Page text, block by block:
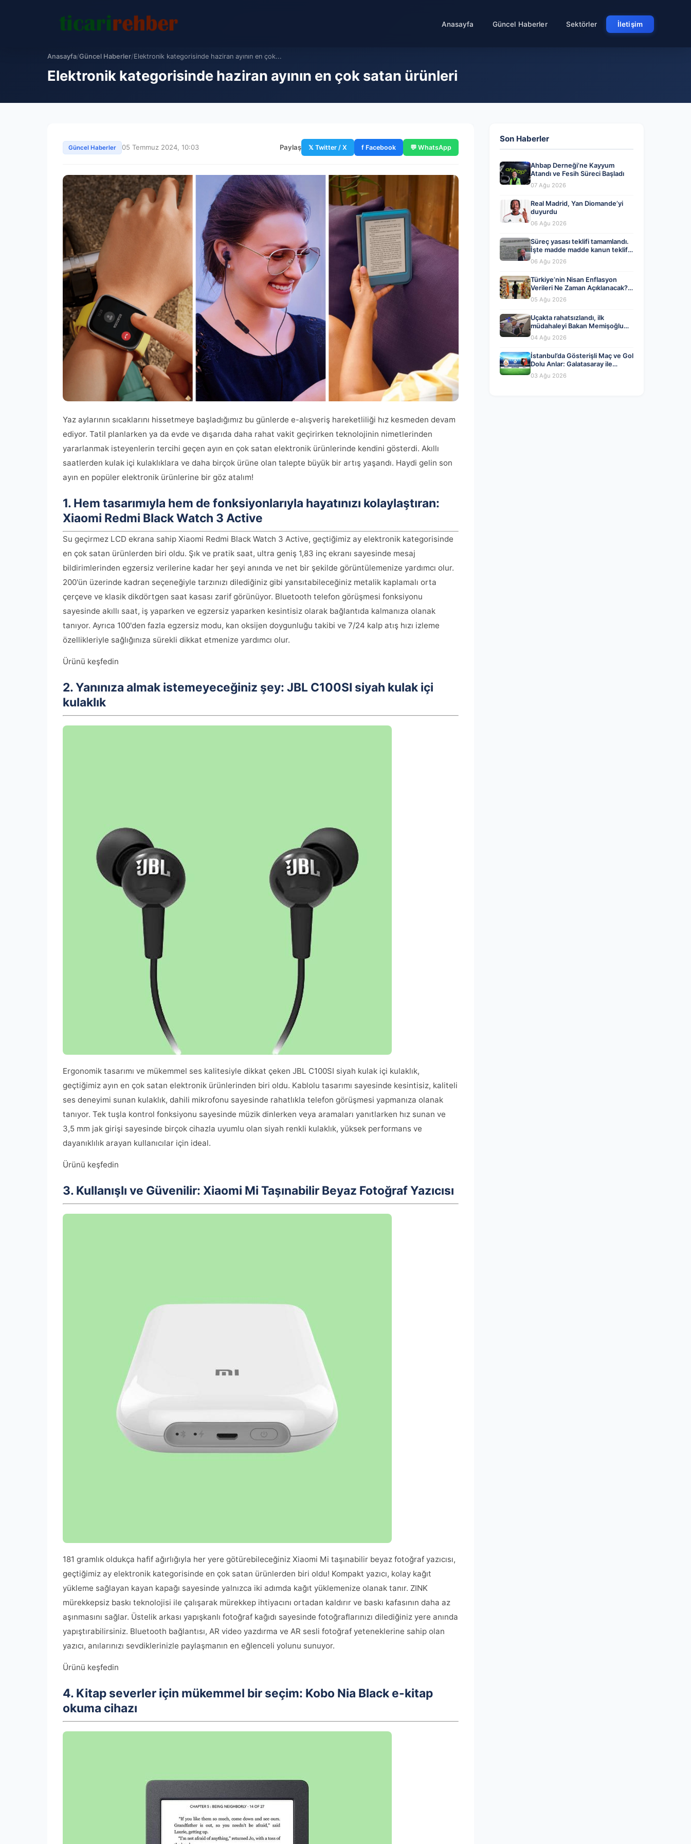
Anasayfa Güncel Haberler Sektörler İletişim
Anasayfa/Güncel Haberler/Elektronik kategorisinde haziran ayının en çok...
Elektronik kategorisinde haziran ayının en çok satan ürünleri
Güncel Haberler 05 Temmuz 2024, 10:03 Paylaş 𝕏 Twitter / X f Facebook 💬 WhatsApp
Yaz aylarının sıcaklarını hissetmeye başladığımız bu günlerde e-alışveriş hareketliliği hız kesmeden devam
ediyor. Tatil planlarken ya da evde ve dışarıda daha rahat vakit geçirirken teknolojinin nimetlerinden
yararlanmak isteyenlerin tercihi geçen ayın en çok satan elektronik ürünlerinde kendini gösterdi. Akıllı
saatlerden kulak içi kulaklıklara ve daha birçok ürüne olan talepte büyük bir artış yaşandı. Haydi gelin son
ayın en popüler elektronik ürünlerine bir göz atalım!
1. Hem tasarımıyla hem de fonksiyonlarıyla hayatınızı kolaylaştıran:
Xiaomi Redmi Black Watch 3 Active
Su geçirmez LCD ekrana sahip Xiaomi Redmi Black Watch 3 Active, geçtiğimiz ay elektronik kategorisinde
en çok satan ürünlerden biri oldu. Şık ve pratik saat, ultra geniş 1,83 inç ekranı sayesinde mesaj
bildirimlerinden egzersiz verilerine kadar her şeyi anında ve net bir şekilde görüntülemenize yardımcı olur.
200'ün üzerinde kadran seçeneğiyle tarzınızı dilediğiniz gibi yansıtabileceğiniz metalik kaplamalı orta
çerçeve ve klasik dikdörtgen saat kasası zarif görünüyor. Bluetooth telefon görüşmesi fonksiyonu
sayesinde akıllı saat, iş yaparken ve egzersiz yaparken kesintisiz olarak bağlantıda kalmanıza olanak
tanıyor. Ayrıca 100'den fazla egzersiz modu, kan oksijen doygunluğu takibi ve 7/24 kalp atış hızı izleme
özellikleriyle sağlığınıza sürekli dikkat etmenize yardımcı olur.
Ürünü keşfedin
2. Yanınıza almak istemeyeceğiniz şey: JBL C100SI siyah kulak içi
kulaklık
Ergonomik tasarımı ve mükemmel ses kalitesiyle dikkat çeken JBL C100SI siyah kulak içi kulaklık,
geçtiğimiz ayın en çok satan elektronik ürünlerinden biri oldu. Kablolu tasarımı sayesinde kesintisiz, kaliteli
ses deneyimi sunan kulaklık, dahili mikrofonu sayesinde rahatlıkla telefon görüşmesi yapmanıza olanak
tanıyor. Tek tuşla kontrol fonksiyonu sayesinde müzik dinlerken veya aramaları yanıtlarken hız sunan ve
3,5 mm jak girişi sayesinde birçok cihazla uyumlu olan siyah renkli kulaklık, yüksek performans ve
dayanıklılık arayan kullanıcılar için ideal.
Ürünü keşfedin
3. Kullanışlı ve Güvenilir: Xiaomi Mi Taşınabilir Beyaz Fotoğraf Yazıcısı
181 gramlık oldukça hafif ağırlığıyla her yere götürebileceğiniz Xiaomi Mi taşınabilir beyaz fotoğraf yazıcısı,
geçtiğimiz ay elektronik kategorisinde en çok satan ürünlerden biri oldu! Kompakt yazıcı, kolay kağıt
yükleme sağlayan kayan kapağı sayesinde yalnızca iki adımda kağıt yüklemenize olanak tanır. ZINK
mürekkepsiz baskı teknolojisi ile çalışarak mürekkep ihtiyacını ortadan kaldırır ve baskı kafasının daha az
aşınmasını sağlar. Üstelik arkası yapışkanlı fotoğraf kağıdı sayesinde fotoğraflarınızı dilediğiniz yere anında
yapıştırabilirsiniz. Bluetooth bağlantısı, AR video yazdırma ve AR sesli fotoğraf yeteneklerine sahip olan
yazıcı, anılarınızı sevdiklerinizle paylaşmanın en eğlenceli yolunu sunuyor.
Ürünü keşfedin
4. Kitap severler için mükemmel bir seçim: Kobo Nia Black e-kitap
okuma cihazı
Son Haberler
Ahbap Derneği’ne Kayyum
Atandı ve Fesih Süreci Başladı
07 Ağu 2026
Real Madrid, Yan Diomande’yi
duyurdu
06 Ağu 2026
Süreç yasası teklifi tamamlandı.
İşte madde madde kanun teklifi
ve gerekçelerinin tam metni
06 Ağu 2026
Türkiye’nin Nisan Enflasyon
Verileri Ne Zaman Açıklanacak?
Ekonomistlerin Tahminleri ve
Beklentiler
05 Ağu 2026
Uçakta rahatsızlandı, ilk
müdahaleyi Bakan Memişoğlu
yaptı
04 Ağu 2026
İstanbul’da Gösterişli Maç ve Gol
Dolu Anlar: Galatasaray ile
Rennes Berabere Kaldı
03 Ağu 2026